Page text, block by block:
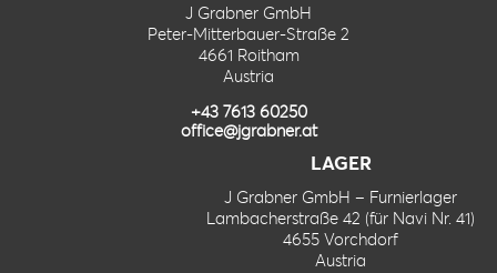
J Grabner GmbH
Peter-Mitterbauer-Straße 2
4661 Roitham
Austria
+43 7613 60250
office@jgrabner.at
LAGER
J Grabner GmbH – Furnierlager
Lambacherstraße 42 (für Navi Nr. 41)
4655 Vorchdorf
Austria